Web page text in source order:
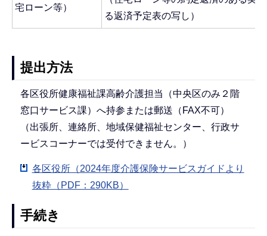
宅ローン等）
る返済予定表の写し）
提出方法
各区役所健康福祉課高齢介護担当（中央区のみ２階
窓口サービス課）へ持参または郵送（FAX不可）
（出張所、連絡所、地域保健福祉センター、行政サ
ービスコーナーでは受付できません。）
各区役所（2024年度介護保険サービスガイドより
抜粋（PDF：290KB）
手続き